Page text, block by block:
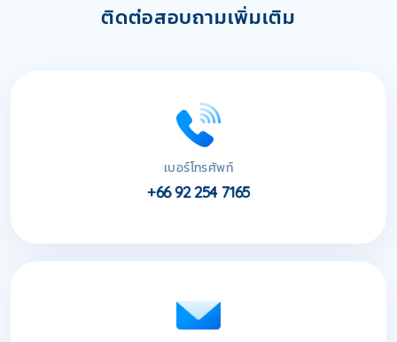
ติดต่อสอบถามเพิ่มเติม
เบอร์โทรศัพท์
+66 92 254 7165